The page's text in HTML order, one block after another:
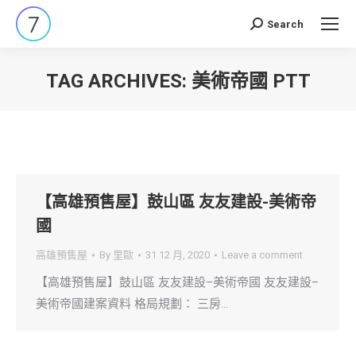
Search:
Search
TAG ARCHIVES: 美術帝國 PTT
【高雄預售屋】鼓山區 友友建設-美術帝
國
高雄預售屋 By 里歐 31 12 月, 2020 Leave a comment
【高雄預售屋】鼓山區 友友建設–美術帝國 友友建設–
美術帝國建案資料 格局規劃： 三房…